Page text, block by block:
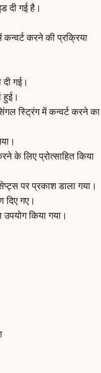
दी गई है।
करने की प्रक्रिया
गई।
हुई।
स्ट्रिंग में कन्वर्ट करने का
के लिए प्रोत्साहित किया
पर प्रकाश डाला गया।
गए।
उपयोग किया गया।